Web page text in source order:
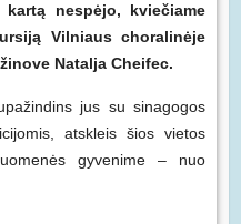
nespėjo, kviečiame
Vilniaus choralinėje
Natalja Cheifec.
jus su sinagogos
atskleis šios vietos
gyvenime – nuo